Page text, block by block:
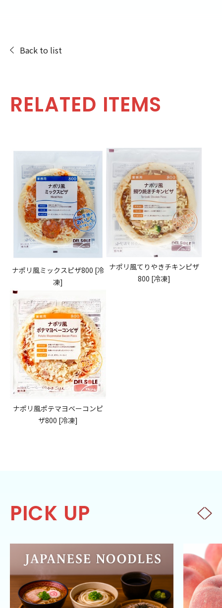
Back to list
RELATED ITEMS
ナポリ風ミックスピザ800 [冷
凍]
ナポリ風てりやきチキンピザ
800 [冷凍]
ナポリ風ポテマヨベーコンピ
ザ800 [冷凍]
PICK UP